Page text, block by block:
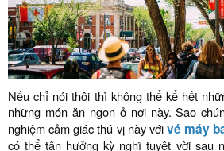
Nếu chỉ nói thôi thì không thể kể hết
những món ăn ngon ở nơi này. Sao
nghiệm cảm giác thú vị này vớivé máy
có thể tận hưởng kỳ nghĩ tuyệt vời sau